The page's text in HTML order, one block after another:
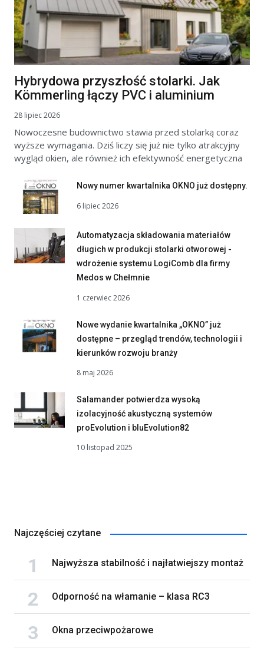
Hybrydowa przyszłość stolarki. Jak
Kömmerling łączy PVC i aluminium
28 lipiec 2026
Nowoczesne budownictwo stawia przed stolarką coraz
wyższe wymagania. Dziś liczy się już nie tylko atrakcyjny
wygląd okien, ale również ich efektywność energetyczna
Nowy numer kwartalnika OKNO już dostępny.
6 lipiec 2026
Automatyzacja składowania materiałów
długich w produkcji stolarki otworowej -
wdrożenie systemu LogiComb dla firmy
Medos w Chełmnie
1 czerwiec 2026
Nowe wydanie kwartalnika „OKNO” już
dostępne – przegląd trendów, technologii i
kierunków rozwoju branży
8 maj 2026
Salamander potwierdza wysoką
izolacyjność akustyczną systemów
proEvolution i bluEvolution82
10 listopad 2025
Najczęściej czytane
Najwyższa stabilność i najłatwiejszy montaż
Odporność na włamanie – klasa RC3
Okna przeciwpożarowe